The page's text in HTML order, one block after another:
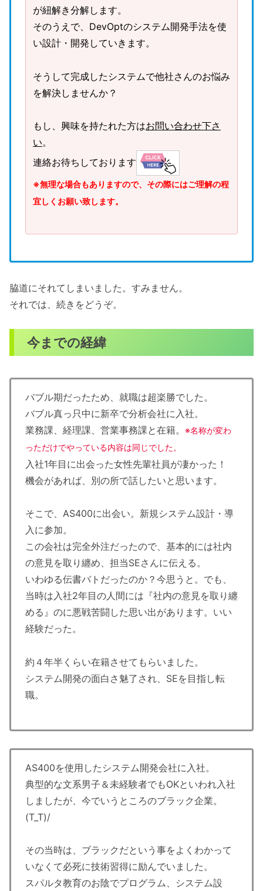
が紐解き分解します。
そのうえで、DevOptのシステム開発手法を使
い設計・開発していきます。
そうして完成したシステムで他社さんのお悩み
を解決しませんか？
もし、興味を持たれた方はお問い合わせ下さ
い。
連絡お待ちしております
※無理な場合もありますので、その際にはご理解の程
宜しくお願い致します。
脇道にそれてしまいました。すみません。
それでは、続きをどうぞ。
今までの経緯
バブル期だったため、就職は超楽勝でした。
バブル真っ只中に新卒で分析会社に入社。
業務課、経理課、営業事務課と在籍。 ※名称が変わ
っただけでやっている内容は同じでした。
入社1年目に出会った女性先輩社員が凄かった！
機会があれば、別の所で話したいと思います。
そこで、AS400に出会い。新規システム設計・導
入に参加。
この会社は完全外注だったので、基本的には社内
の意見を取り纏め、担当SEさんに伝える。
いわゆる伝書バトだったのか？今思うと。でも、
当時は入社2年目の人間には『社内の意見を取り纏
める』のに悪戦苦闘した思い出があります。いい
経験だった。
約４年半くらい在籍させてもらいました。
システム開発の面白さ魅了され、SEを目指し転
職。
AS400を使用したシステム開発会社に入社。
典型的な文系男子＆未経験者でもOKといわれ入社
しましたが、今でいうところのブラック企業。
(T_T)/
その当時は、ブラックだという事をよくわかって
いなくて必死に技術習得に励んでいました。
スパルタ教育のお陰でプログラム、システム設